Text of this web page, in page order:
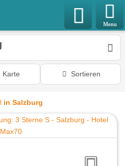
Menu
Karte Sortieren
in Salzburg